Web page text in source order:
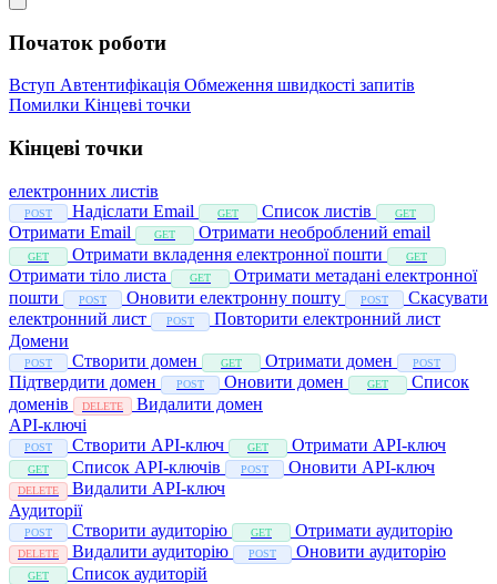
Початок роботи
Вступ Автентифікація Обмеження швидкості запитів
Помилки Кінцеві точки
Кінцеві точки
електронних листів
POST Надіслати Email GET Список листів GET
Отримати Email GET Отримати необроблений email
GET Отримати вкладення електронної пошти GET
Отримати тіло листа GET
Отримати метадані електронної
пошти
POST Оновити електронну пошту POST
Скасувати
електронний лист
POST
Повторити електронний лист
Домени
POST Створити домен GET Отримати домен POST
Підтвердити домен POST Оновити домен GET
Список
доменів
DELETE
Видалити домен
API-ключі
POST Створити API-ключ GET Отримати API-ключ
GET Список API-ключів POST Оновити API-ключ
DELETE
Видалити API-ключ
Аудиторії
POST Створити аудиторію GET Отримати аудиторію
DELETE Видалити аудиторію POST Оновити аудиторію
GET
Список аудиторій